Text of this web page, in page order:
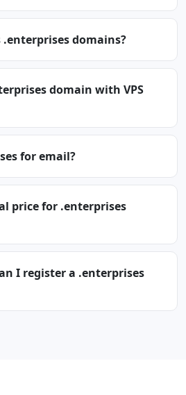
domains?
domain with VPS
for email?
price for .enterprises
I register a .enterprises